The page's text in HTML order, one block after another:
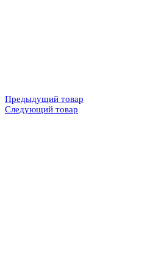
Предыдущий товар
Следующий товар